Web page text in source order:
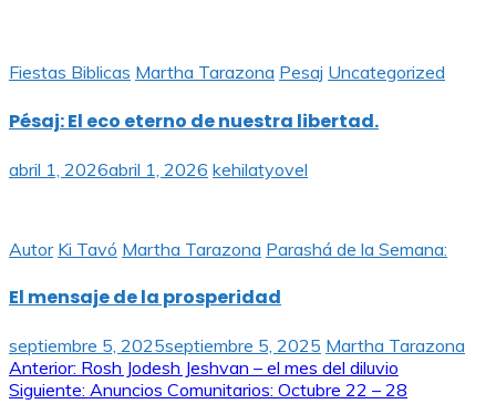
Fiestas Biblicas Martha Tarazona Pesaj Uncategorized
Pésaj: El eco eterno de nuestra libertad.
abril 1, 2026abril 1, 2026 kehilatyovel
Autor Ki Tavó Martha Tarazona Parashá de la Semana:
El mensaje de la prosperidad
septiembre 5, 2025septiembre 5, 2025 Martha Tarazona
Navegación
Anterior: Rosh Jodesh Jeshvan – el mes del diluvio
Siguiente: Anuncios Comunitarios: Octubre 22 – 28